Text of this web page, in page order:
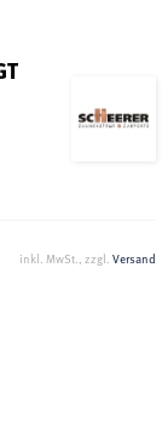
inkl. MwSt., zzgl. Versand